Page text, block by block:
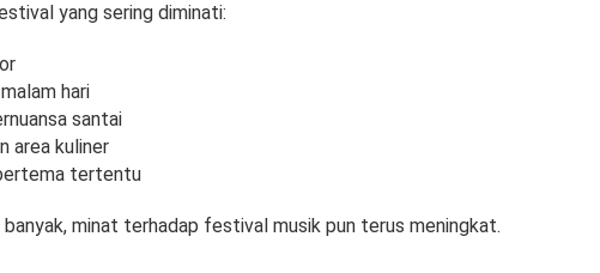
yang sering diminati:
hari
santai
area kuliner
tertentu
banyak, minat terhadap festival musik pun terus meningkat.